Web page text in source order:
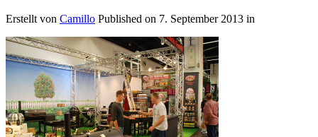
Erstellt von Camillo Published on 7. September 2013 in